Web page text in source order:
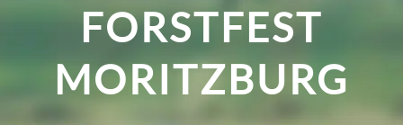
FORSTFEST
MORITZBURG